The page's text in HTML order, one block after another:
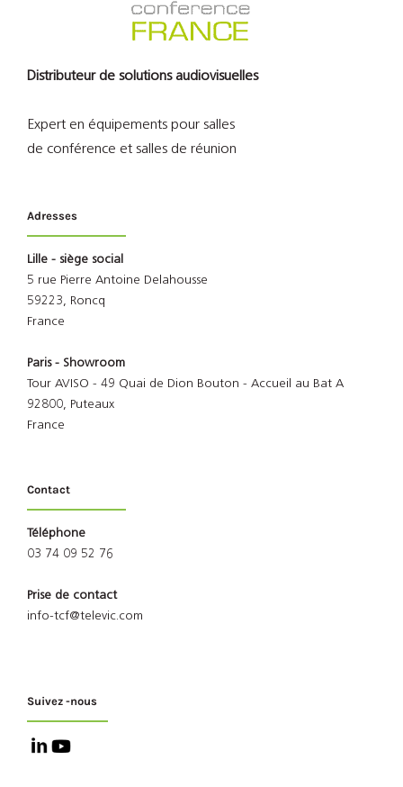
Distributeur de solutions audiovisuelles
Expert en équipements pour salles
de conférence et salles de réunion
Adresses
Lille - siège social
5 rue Pierre Antoine Delahousse
59223, Roncq
France
Paris - Showroom
Tour AVISO - 49 Quai de Dion Bouton - Accueil au Bat A
92800, Puteaux
France
Contact
Téléphone
03 74 09 52 76
Prise de contact
info-tcf@televic.com
Suivez -nous